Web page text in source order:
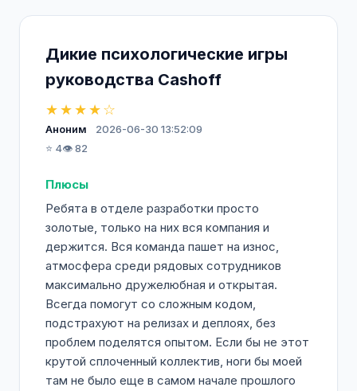
Дикие психологические игры
руководства Cashoff
★★★★☆
Аноним
2026-06-30 13:52:09
⭐ 4👁️ 82
Плюсы
Ребята в отделе разработки просто
золотые, только на них вся компания и
держится. Вся команда пашет на износ,
атмосфера среди рядовых сотрудников
максимально дружелюбная и открытая.
Всегда помогут со сложным кодом,
подстрахуют на релизах и деплоях, без
проблем поделятся опытом. Если бы не этот
крутой сплоченный коллектив, ноги бы моей
там не было еще в самом начале прошлого